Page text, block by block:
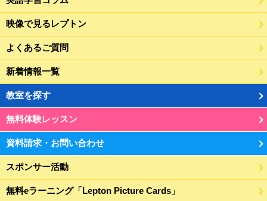
映像で見るレプトン
よくあるご質問
新着情報一覧
教室を探す
無料体験レッスン
資料請求・お問い合わせ
スポンサー活動
無料eラーニング「Lepton Picture Cards」